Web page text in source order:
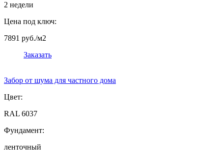
2 недели
Цена под ключ:
7891 руб./м2
Заказать
Забор от шума для частного дома
Цвет:
RAL 6037
Фундамент:
ленточный